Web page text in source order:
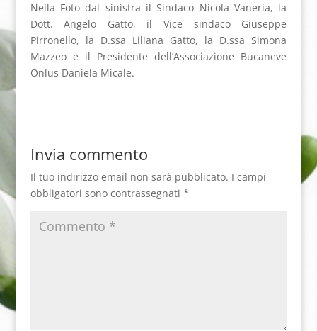
Nella Foto dal sinistra il Sindaco Nicola Vaneria, la
Dott. Angelo Gatto, il Vice sindaco Giuseppe
Pirronello, la D.ssa Liliana Gatto, la D.ssa Simona
Mazzeo e il Presidente dell’Associazione Bucaneve
Onlus Daniela Micale.
Invia commento
Il tuo indirizzo email non sarà pubblicato. I campi
obbligatori sono contrassegnati *